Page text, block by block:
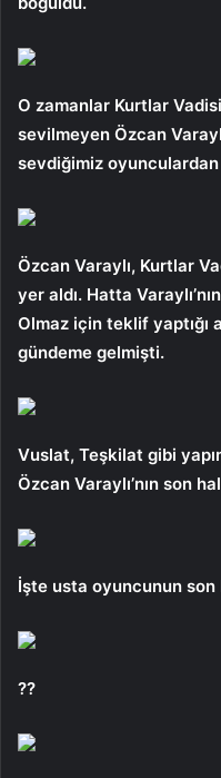
O zamanlar Kurtlar
sevilmeyen Özcan
sevdiğimiz
Özcan Varaylı, Kurtlar
yer aldı. Hatta
Olmaz için teklif
gündeme gelmişti.
Vuslat, Teşkilat gibi
Özcan Varaylı’nın son
İşte usta oyuncunun son
??